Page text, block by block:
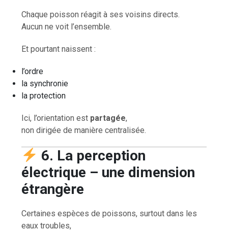
Chaque poisson réagit à ses voisins directs.
Aucun ne voit l’ensemble.
Et pourtant naissent :
l’ordre
la synchronie
la protection
Ici, l’orientation est partagée,
non dirigée de manière centralisée.
6. La perception
électrique – une dimension
étrangère
Certaines espèces de poissons, surtout dans les
eaux troubles,